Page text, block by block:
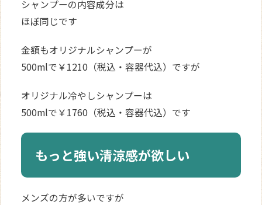
シャンプーの内容成分は
ほぼ同じです
金額もオリジナルシャンプーが
500mlで￥1210（税込・容器代込）ですが
オリジナル冷やしシャンプーは
500mlで￥1760（税込・容器代込）です
もっと強い清涼感が欲しい
メンズの方が多いですが